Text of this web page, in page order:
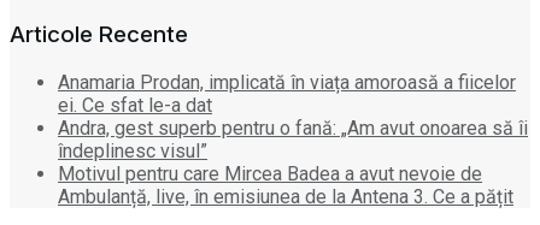
Articole Recente
Anamaria Prodan, implicată în viața amoroasă a fiicelor
ei. Ce sfat le-a dat
Andra, gest superb pentru o fană: „Am avut onoarea să îi
îndeplinesc visul”
Motivul pentru care Mircea Badea a avut nevoie de
Ambulanță, live, în emisiunea de la Antena 3. Ce a pățit